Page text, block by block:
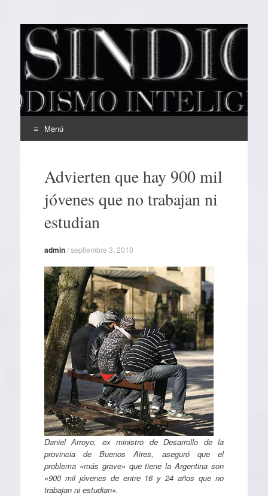
EL SINDICAL
Periodismo Inteligente
Menú
contenidoAdvierten que hay 900 mil
jóvenes que no trabajan ni
estudian
admin/septiembre 3, 2010
Daniel Arroyo, ex ministro de Desarrollo de la
provincia de Buenos Aires, aseguró que el
problema «más grave» que tiene la Argentina son
«900 mil jóvenes de entre 16 y 24 años que no
trabajan ni estudian».